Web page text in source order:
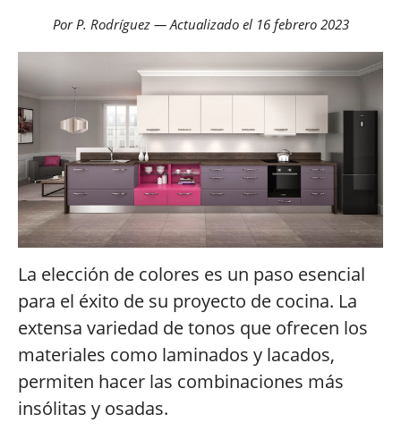
Por P. Rodríguez — Actualizado el 16 febrero 2023
La elección de colores es un paso esencial
para el éxito de su proyecto de cocina. La
extensa variedad de tonos que ofrecen los
materiales como laminados y lacados,
permiten hacer las combinaciones más
insólitas y osadas.